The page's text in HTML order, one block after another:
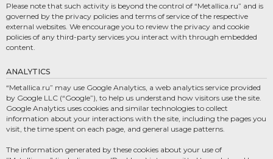
Please note that such activity is beyond the control of “Metallica.ru” and is
governed by the privacy policies and terms of service of the respective
external websites. We encourage you to review the privacy and cookie
policies of any third-party services you interact with through embedded
content.
ANALYTICS
“Metallica.ru” may use Google Analytics, a web analytics service provided
by Google LLC (“Google”), to help us understand how visitors use the site.
Google Analytics uses cookies and similar technologies to collect
information about your interactions with the site, including the pages you
visit, the time spent on each page, and general usage patterns.
The information generated by these cookies about your use of